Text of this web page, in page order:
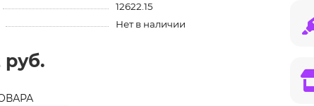
12622.15
Нет в наличии
руб.